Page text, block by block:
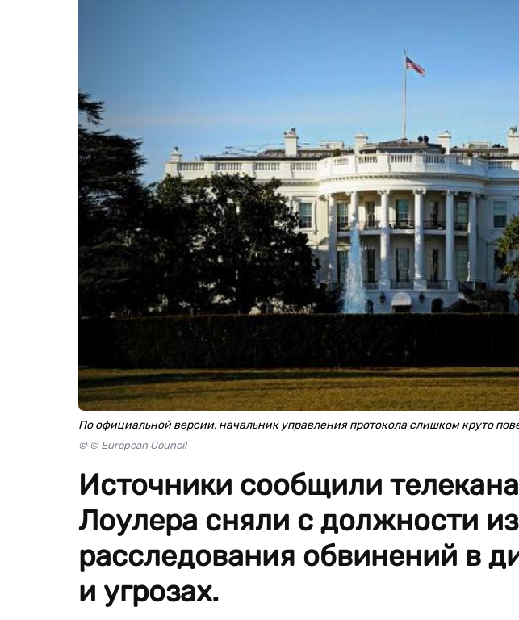
По официальной версии, начальник управления протокола слишком круто
© © European Council
Источники сообщили
Лоулера сняли с должности
расследования обвинений в
и угрозах.